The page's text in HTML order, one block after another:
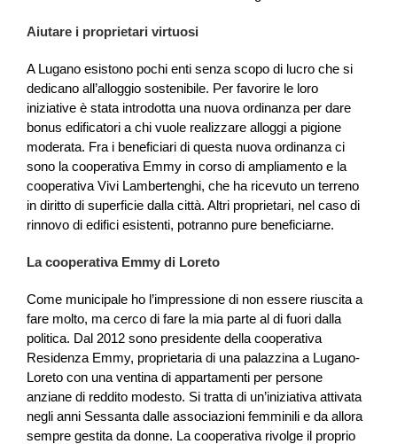
Aiutare i proprietari virtuosi
A Lugano esistono pochi enti senza scopo di lucro che si
dedicano all’alloggio sostenibile. Per favorire le loro
iniziative è stata introdotta una nuova ordinanza per dare
bonus edificatori a chi vuole realizzare alloggi a pigione
moderata. Fra i beneficiari di questa nuova ordinanza ci
sono la cooperativa Emmy in corso di ampliamento e la
cooperativa Vivi Lambertenghi, che ha ricevuto un terreno
in diritto di superficie dalla città. Altri proprietari, nel caso di
rinnovo di edifici esistenti, potranno pure beneficiarne.
La cooperativa Emmy di Loreto
Come municipale ho l’impressione di non essere riuscita a
fare molto, ma cerco di fare la mia parte al di fuori dalla
politica. Dal 2012 sono presidente della cooperativa
Residenza Emmy, proprietaria di una palazzina a Lugano-
Loreto con una ventina di appartamenti per persone
anziane di reddito modesto. Si tratta di un’iniziativa attivata
negli anni Sessanta dalle associazioni femminili e da allora
sempre gestita da donne. La cooperativa rivolge il proprio